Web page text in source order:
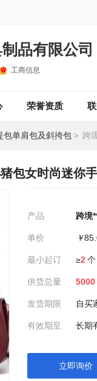
品有限公司
工商信息
荣誉资质
包单肩包及斜挎包 > 跨
包女时尚迷你
产品 跨境
单价 ￥
最小起订 ≥2 个
供货总量 5000
发货期限 自买
有效期至 长期
立即询价